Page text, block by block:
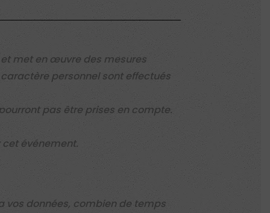
met en œuvre des mesures
personnel sont effectués
pas être prises en compte.
cet événement.
vos données, combien de temps